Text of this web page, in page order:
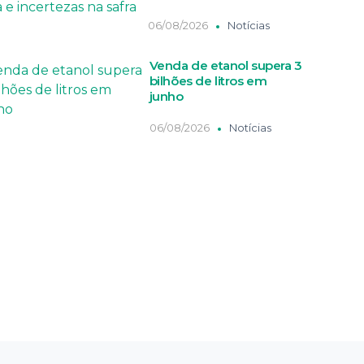
06/08/2026 Notícias
Venda de etanol supera 3
bilhões de litros em
junho
06/08/2026 Notícias